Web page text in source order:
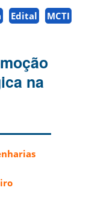
Edital MCTI
na